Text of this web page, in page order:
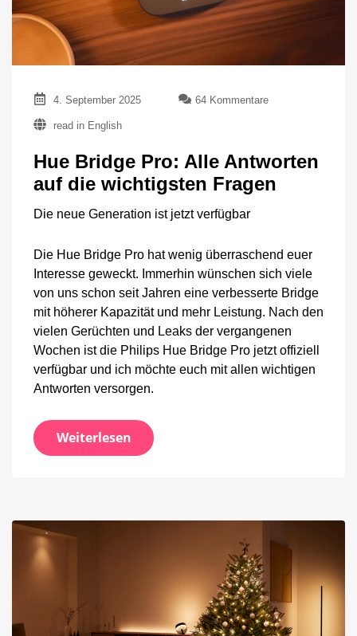
4. September 2025 64 Kommentarezu
Alle
auf
read in English
Hue Bridge Pro: Alle Antworten
auf die wichtigsten Fragen
Die neue Generation ist jetzt verfügbar
Die Hue Bridge Pro hat wenig überraschend euer
Interesse geweckt. Immerhin wünschen sich viele
von uns schon seit Jahren eine verbesserte Bridge
mit höherer Kapazität und mehr Leistung. Nach den
vielen Gerüchten und Leaks der vergangenen
Wochen ist die Philips Hue Bridge Pro jetzt offiziell
verfügbar und ich möchte euch mit allen wichtigen
Antworten versorgen.
Weiterlesen